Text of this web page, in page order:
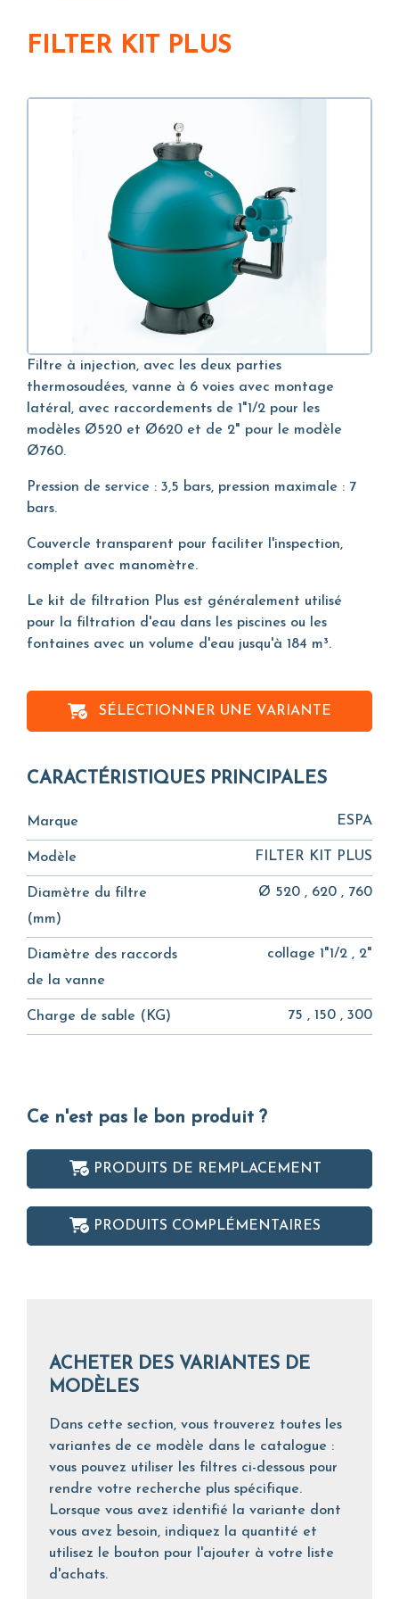
FILTER KIT PLUS
Filtre à injection, avec les deux parties
thermosoudées, vanne à 6 voies avec montage
latéral, avec raccordements de 1"1/2 pour les
modèles Ø520 et Ø620 et de 2" pour le modèle
Ø760.
Pression de service : 3,5 bars, pression maximale : 7
bars.
Couvercle transparent pour faciliter l'inspection,
complet avec manomètre.
Le kit de filtration Plus est généralement utilisé
pour la filtration d'eau dans les piscines ou les
fontaines avec un volume d'eau jusqu'à 184 m³.
SÉLECTIONNER UNE VARIANTE
CARACTÉRISTIQUES PRINCIPALES
Marque ESPA
Modèle FILTER KIT PLUS
Diamètre du filtre
(mm)
Ø 520 , 620 , 760
Diamètre des raccords
de la vanne
collage 1"1/2 , 2"
Charge de sable (KG) 75 , 150 , 300
Ce n'est pas le bon produit ?
PRODUITS DE REMPLACEMENT
PRODUITS COMPLÉMENTAIRES
ACHETER DES VARIANTES DE
MODÈLES
Dans cette section, vous trouverez toutes les
variantes de ce modèle dans le catalogue :
vous pouvez utiliser les filtres ci-dessous pour
rendre votre recherche plus spécifique.
Lorsque vous avez identifié la variante dont
vous avez besoin, indiquez la quantité et
utilisez le bouton pour l'ajouter à votre liste
d'achats.